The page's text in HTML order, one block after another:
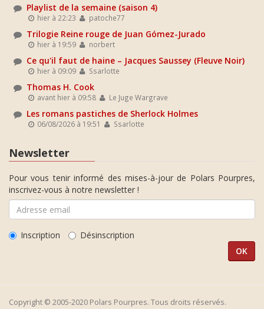
Playlist de la semaine (saison 4)
hier à 22:23 patoche77
Trilogie Reine rouge de Juan Gómez-Jurado
hier à 19:59 norbert
Ce qu'il faut de haine – Jacques Saussey (Fleuve Noir)
hier à 09:09 Ssarlotte
Thomas H. Cook
avant hier à 09:58 Le Juge Wargrave
Les romans pastiches de Sherlock Holmes
06/08/2026 à 19:51 Ssarlotte
Newsletter
Pour vous tenir informé des mises-à-jour de Polars Pourpres,
inscrivez-vous à notre newsletter !
Inscription Désinscription
Copyright © 2005-2020 Polars Pourpres. Tous droits réservés.